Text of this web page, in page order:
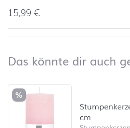
15,99€
Das könnte dir auch
Produktliste überspringen und
%
cm